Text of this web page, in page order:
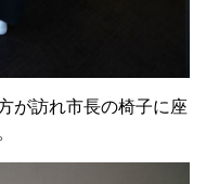
が訪れ市長の椅子に座